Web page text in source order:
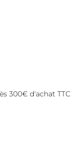
300€ d'achat TTC